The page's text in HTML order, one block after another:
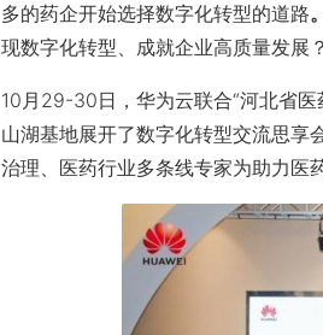
多的药企开始选择数字化转型的道路。
现数字化转型、成就企业高质量发展？
10月29-30日，华为云联合“河北省
山湖基地展开了数字化转型交流思享
治理、医药行业多条线专家为助力医